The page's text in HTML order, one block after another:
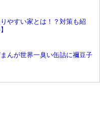
やすい家とは！？対策も紹
まんが世界一臭い缶詰に禰󠄀豆子